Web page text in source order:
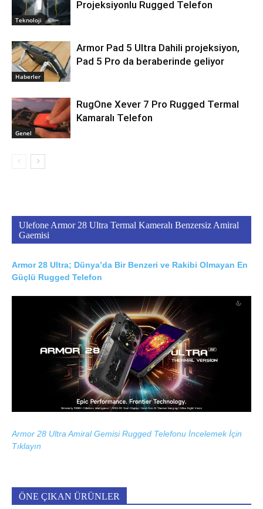
Teknoloji
Projeksiyonlu Rugged Telefon
Haberler
Armor Pad 5 Ultra Dahili projeksiyon,
Pad 5 Pro da beraberinde geliyor
Genel
RugOne Xever 7 Pro Rugged Termal
Kamaralı Telefon
Ulefone Armor 28 Ultra Termal Kameralı Benzersiz Amiral
Gaemisi
Armor 28 Ultra; Dünya’da Bir Benzeri ve Rakibi Olmayan En
Güçlü Rugged Telefon
Armor 28 Ultra Amiral Gemisi Rugged Telefonu İncelemek İçin
Tıklayın
ÖNE ÇIKAN ÜRÜNLER